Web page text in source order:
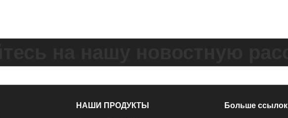
НАШИ ПРОДУКТЫ Больше ссылок